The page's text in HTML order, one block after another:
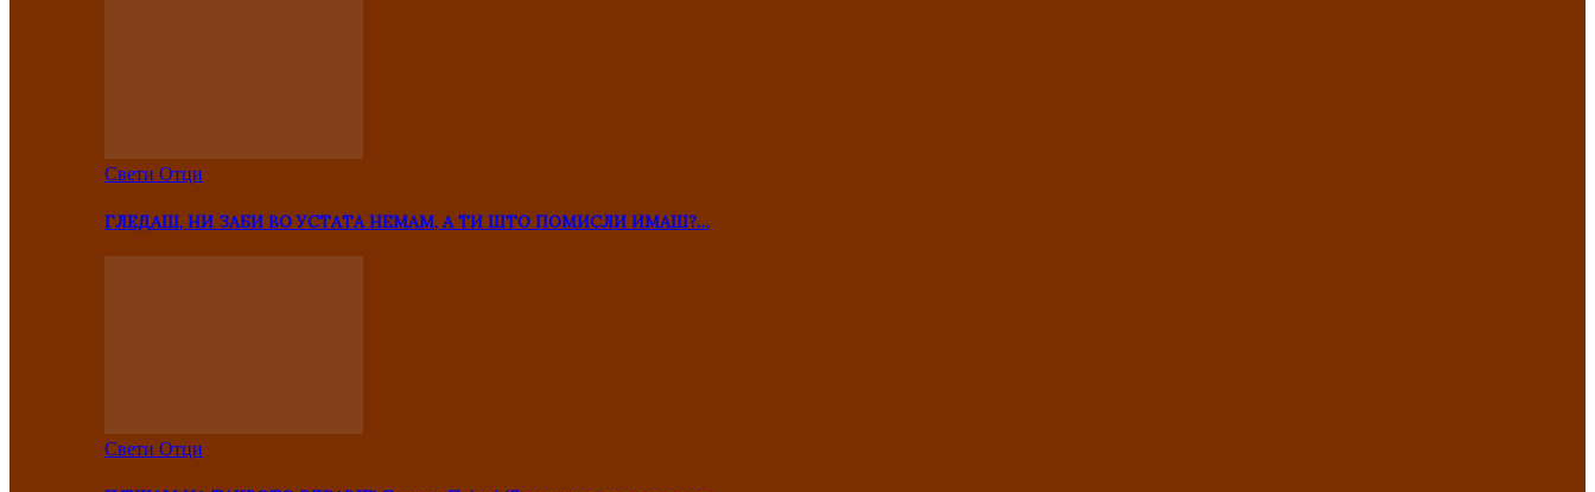
Свети Отци
ГЛЕДАШ, НИ ЗАБИ ВО УСТАТА НЕМАМ, А ТИ ШТО ПОМИСЛИ ИМАШ?…
Свети Отци